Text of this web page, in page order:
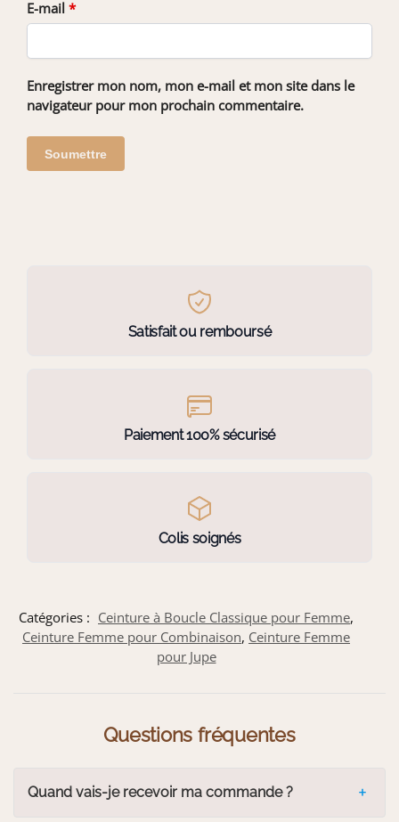
E-mail *
Enregistrer mon nom, mon e-mail et mon site dans le
navigateur pour mon prochain commentaire.
Satisfait ou remboursé
Paiement 100% sécurisé
Colis soignés
Catégories : Ceinture à Boucle Classique pour Femme,
Ceinture Femme pour Combinaison, Ceinture Femme
pour Jupe
Questions fréquentes
Quand vais-je recevoir ma commande ?